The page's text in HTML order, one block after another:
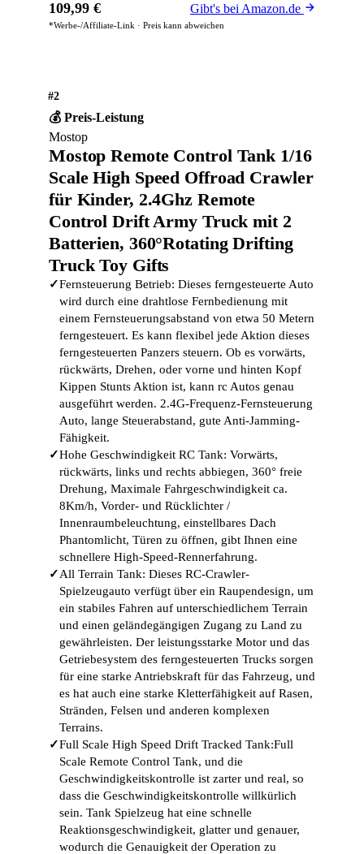
109,99 € Gibt's bei Amazon.de
*Werbe-/Affiliate-Link · Preis kann abweichen
#2
💰 Preis-Leistung
Mostop
Mostop Remote Control Tank 1/16
Scale High Speed Offroad Crawler
für Kinder, 2.4Ghz Remote
Control Drift Army Truck mit 2
Batterien, 360°Rotating Drifting
Truck Toy Gifts
✓Fernsteuerung Betrieb: Dieses ferngesteuerte Auto
wird durch eine drahtlose Fernbedienung mit
einem Fernsteuerungsabstand von etwa 50 Metern
ferngesteuert. Es kann flexibel jede Aktion dieses
ferngesteuerten Panzers steuern. Ob es vorwärts,
rückwärts, Drehen, oder vorne und hinten Kopf
Kippen Stunts Aktion ist, kann rc Autos genau
ausgeführt werden. 2.4G-Frequenz-Fernsteuerung
Auto, lange Steuerabstand, gute Anti-Jamming-
Fähigkeit.
✓Hohe Geschwindigkeit RC Tank: Vorwärts,
rückwärts, links und rechts abbiegen, 360° freie
Drehung, Maximale Fahrgeschwindigkeit ca.
8Km/h, Vorder- und Rücklichter /
Innenraumbeleuchtung, einstellbares Dach
Phantomlicht, Türen zu öffnen, gibt Ihnen eine
schnellere High-Speed-Rennerfahrung.
✓All Terrain Tank: Dieses RC-Crawler-
Spielzeugauto verfügt über ein Raupendesign, um
ein stabiles Fahren auf unterschiedlichem Terrain
und einen geländegängigen Zugang zu Land zu
gewährleisten. Der leistungsstarke Motor und das
Getriebesystem des ferngesteuerten Trucks sorgen
für eine starke Antriebskraft für das Fahrzeug, und
es hat auch eine starke Kletterfähigkeit auf Rasen,
Stränden, Felsen und anderen komplexen
Terrains.
✓Full Scale High Speed Drift Tracked Tank:Full
Scale Remote Control Tank, und die
Geschwindigkeitskontrolle ist zarter und real, so
dass die Geschwindigkeitskontrolle willkürlich
sein. Tank Spielzeug hat eine schnelle
Reaktionsgeschwindigkeit, glatter und genauer,
wodurch die Genauigkeit der Operation zu